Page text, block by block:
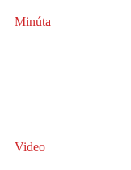
Minúta
Video